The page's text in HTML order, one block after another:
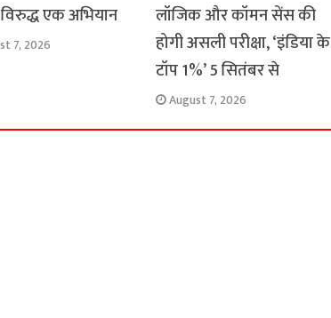
एक अभियान
7, 2026
लॉजिक और कॉमन सेंस की
होगी असली परीक्षा, ‘इंडिया के
टॉप 1%’ 5 सितंबर से
August 7, 2026